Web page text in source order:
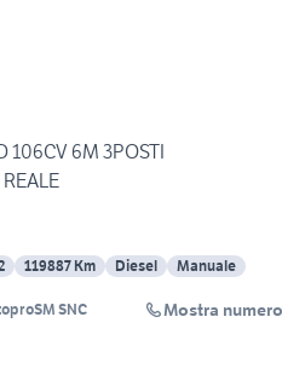
106CV 6M 3POSTI
119887 Km Diesel
Manuale
SNC Mostra numero